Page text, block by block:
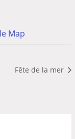
Map
Fête de la mer